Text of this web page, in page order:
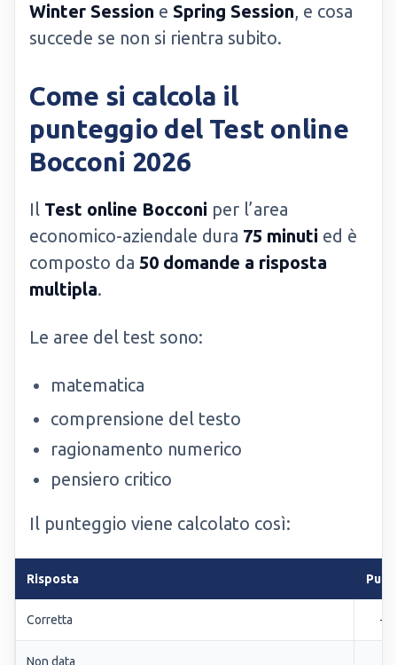
Winter Session e Spring Session, e cosa
succede se non si rientra subito.
Come si calcola il
punteggio del Test online
Bocconi 2026
Il Test online Bocconi per l’area
economico-aziendale dura 75 minuti ed è
composto da 50 domande a risposta
multipla.
Le aree del test sono:
matematica
comprensione del testo
ragionamento numerico
pensiero critico
Il punteggio viene calcolato così:
Risposta
Corretta +1
Non data